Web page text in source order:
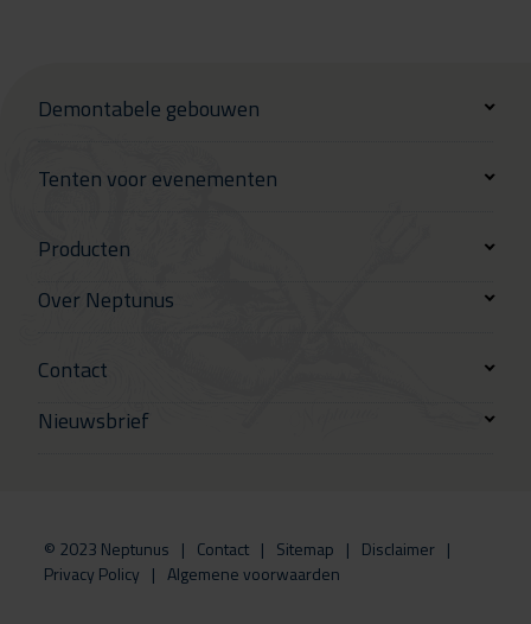
Demontabele gebouwen
Tenten voor evenementen
Producten
Over Neptunus
Contact
Nieuwsbrief
© 2023 Neptunus Contact Sitemap
Disclaimer
Privacy Policy
Algemene voorwaarden